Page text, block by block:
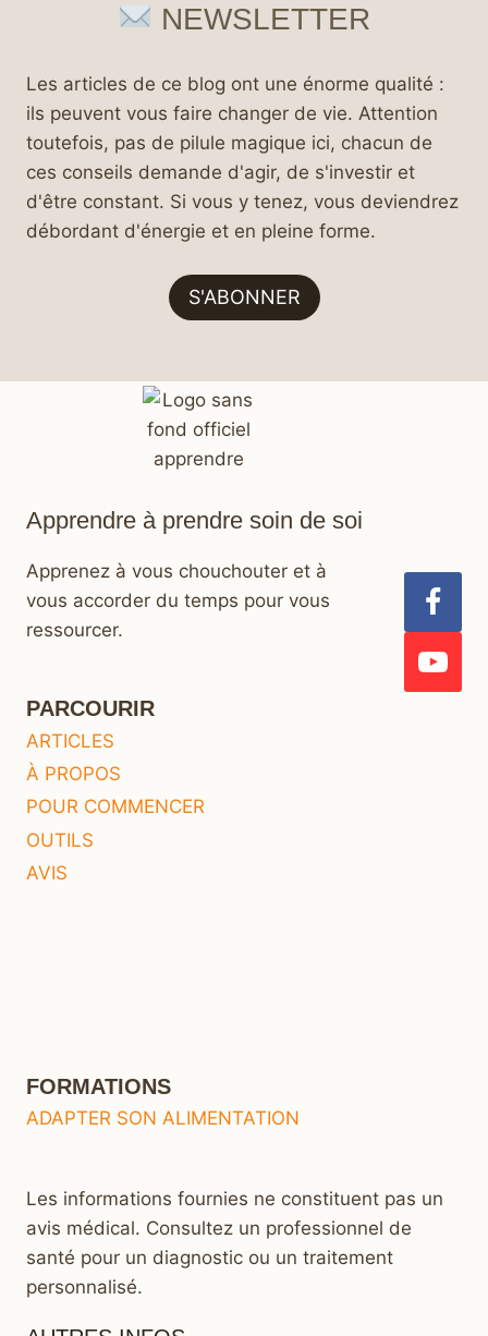
NEWSLETTER
Les articles de ce blog ont une énorme qualité :
ils peuvent vous faire changer de vie. Attention
toutefois, pas de pilule magique ici, chacun de
ces conseils demande d'agir, de s'investir et
d'être constant. Si vous y tenez, vous deviendrez
débordant d'énergie et en pleine forme.
S'ABONNER
Apprendre à prendre soin de soi
Apprenez à vous chouchouter et à
vous accorder du temps pour vous
ressourcer.
PARCOURIR
ARTICLES
À PROPOS
POUR COMMENCER
OUTILS
AVIS
FORMATIONS
ADAPTER SON ALIMENTATION
Les informations fournies ne constituent pas un
avis médical. Consultez un professionnel de
santé pour un diagnostic ou un traitement
personnalisé.